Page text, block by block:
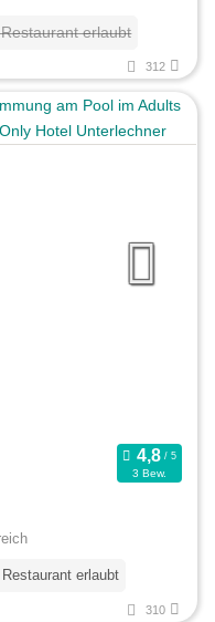
erlaubt
312
3 Bew.
erlaubt
310